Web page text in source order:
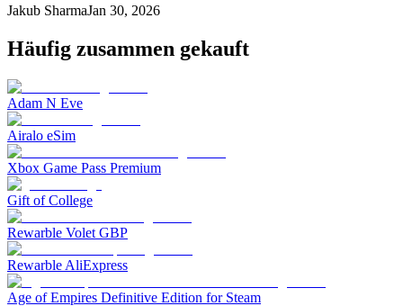
Jakub SharmaJan 30, 2026
Häufig zusammen gekauft
Adam N Eve
Airalo eSim
Xbox Game Pass Premium
Gift of College
Rewarble Volet GBP
Rewarble AliExpress
Age of Empires Definitive Edition for Steam